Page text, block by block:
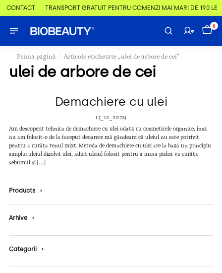
CONTACT TRANSPORT GRATUIT PENTRU COMENZI MAI MARI DE 190 LEI
0
Prima pagină / Articole etichetate „ulei de arbore de cei”
ulei de arbore de cei
Demachiere cu ulei
15_12_2009
Am descoperit tehnica de demachiere cu ulei odată cu cosmeticele organice, însă
nu am folosit-o de la început deoarece mă gândeam că uleiul nu este potrivit
pentru a curăța tenul mixt. Metoda de demachiere cu ulei are la bază un principiu
simplu: uleiul dizolvă ulei, adică uleiul folosit pentru a masa pielea va curăța
sebumul și […]
Products ›
Arhive ›
Categorii ›